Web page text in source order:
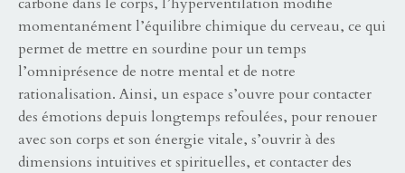
momentanément l’équilibre chimique du cerveau, ce qui
permet de mettre en sourdine pour un temps
l’omniprésence de notre mental et de notre
rationalisation. Ainsi, un espace s’ouvre pour contacter
des émotions depuis longtemps refoulées, pour renouer
avec son corps et son énergie vitale, s’ouvrir à des
dimensions intuitives et spirituelles, et contacter des